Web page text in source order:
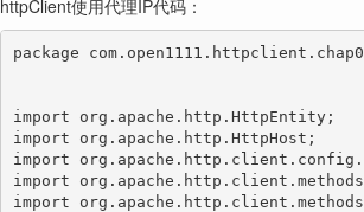
httpClient使用代理IP代码：
package
import org.apache.http.HttpEntity;
import org.apache.http.HttpHost;
import
import
import